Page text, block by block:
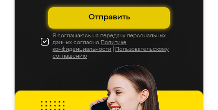
Отправить
Я соглашаюсь на передачу персональных
данных согласно Политике
конфиденциальности
Пользовательскому
соглашению